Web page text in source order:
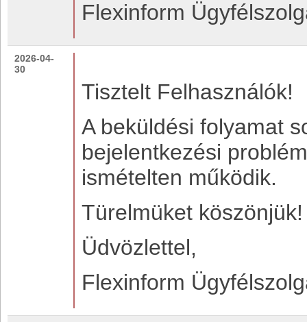
Flexinform
2026-04-
30
Tisztelt Felhasználók!
A beküldési folyamat
bejelentkezési
ismételten működik.
Türelmüket köszönjük!
Üdvözlettel,
Flexinform